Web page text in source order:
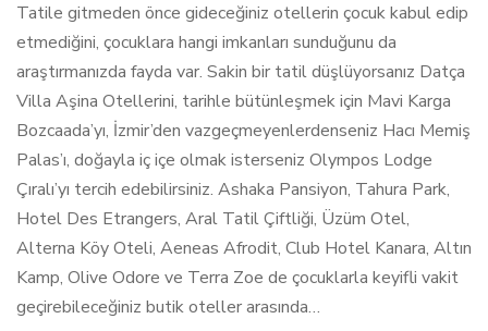
Tatile gitmeden önce gideceğiniz otellerin çocuk kabul edip
etmediğini, çocuklara hangi imkanları sunduğunu da
araştırmanızda fayda var. Sakin bir tatil düşlüyorsanız Datça
Villa Aşina Otellerini, tarihle bütünleşmek için Mavi Karga
Bozcaada’yı, İzmir’den vazgeçmeyenlerdenseniz Hacı Memiş
Palas’ı, doğayla iç içe olmak isterseniz Olympos Lodge
Çıralı’yı tercih edebilirsiniz. Ashaka Pansiyon, Tahura Park,
Hotel Des Etrangers, Aral Tatil Çiftliği, Üzüm Otel,
Alterna Köy Oteli, Aeneas Afrodit, Club Hotel Kanara, Altın
Kamp, Olive Odore ve Terra Zoe de çocuklarla keyifli vakit
geçirebileceğiniz butik oteller arasında…